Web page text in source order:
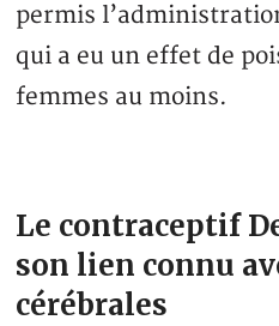
permis
qui a eu un effet de
femmes au moins.
Le contraceptif
son lien connu
cérébrales